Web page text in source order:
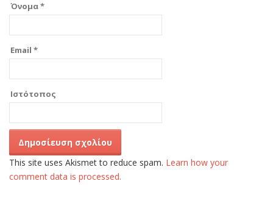
Όνομα*
Email *
Ιστότοπος
This site uses Akismet to reduce spam. Learn how your
comment data is processed.